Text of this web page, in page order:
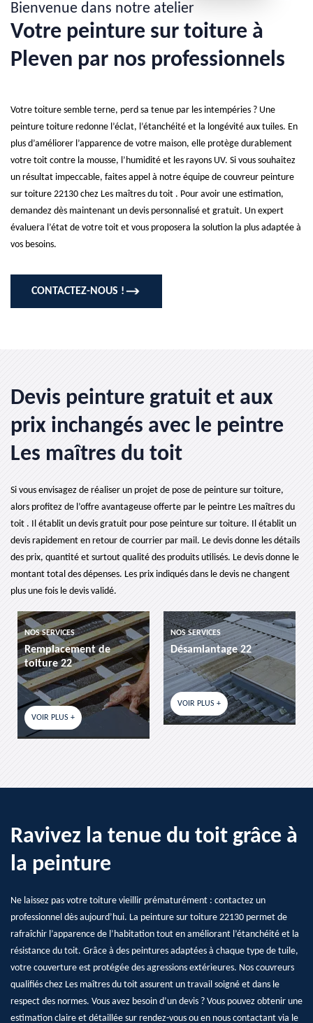
Bienvenue dans notre atelier
Votre peinture sur toiture à
Pleven par nos professionnels
Votre toiture semble terne, perd sa tenue par les intempéries ? Une
peinture toiture redonne l’éclat, l’étanchéité et la longévité aux tuiles. En
plus d’améliorer l’apparence de votre maison, elle protège durablement
votre toit contre la mousse, l’humidité et les rayons UV. Si vous souhaitez
un résultat impeccable, faites appel à notre équipe de couvreur peinture
sur toiture 22130 chez Les maîtres du toit . Pour avoir une estimation,
demandez dès maintenant un devis personnalisé et gratuit. Un expert
évaluera l’état de votre toit et vous proposera la solution la plus adaptée à
vos besoins.
CONTACTEZ-NOUS !
Devis peinture gratuit et aux
prix inchangés avec le peintre
Les maîtres du toit
Si vous envisagez de réaliser un projet de pose de peinture sur toiture,
alors profitez de l’offre avantageuse offerte par le peintre Les maîtres du
toit . Il établit un devis gratuit pour pose peinture sur toiture. Il établit un
devis rapidement en retour de courrier par mail. Le devis donne les détails
des prix, quantité et surtout qualité des produits utilisés. Le devis donne le
montant total des dépenses. Les prix indiqués dans le devis ne changent
plus une fois le devis validé.
NOS SERVICES
Remplacement de
toiture 22
VOIR PLUS +
NOS SERVICES
Désamiantage 22
VOIR PLUS +
Ravivez la tenue du toit grâce à
la peinture
Ne laissez pas votre toiture vieillir prématurément : contactez un
professionnel dès aujourd’hui. La peinture sur toiture 22130 permet de
rafraîchir l’apparence de l’habitation tout en améliorant l’étanchéité et la
résistance du toit. Grâce à des peintures adaptées à chaque type de tuile,
votre couverture est protégée des agressions extérieures. Nos couvreurs
qualifiés chez Les maîtres du toit assurent un travail soigné et dans le
respect des normes. Vous avez besoin d’un devis ? Vous pouvez obtenir une
estimation claire et détaillée sur rendez-vous ou en nous contactant via le